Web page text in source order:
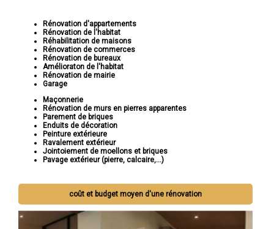
Rénovation d'appartements
Rénovation de l'habitat
Réhabilitation de maisons
Rénovation de commerces
Rénovation de bureaux
Amélioraton de l'habitat
Rénovation de mairie
Garage
Maçonnerie
Rénovation de murs en pierres apparentes
Parement de briques
Enduits de décoration
Peinture extérieure
Ravalement extérieur
Jointoiement de moellons et briques
Pavage extérieur (pierre, calcaire,...)
coût et budget moyen d'une rénovation